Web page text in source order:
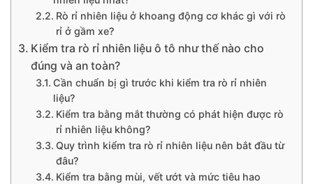
Rò rỉ nhiên liệu ở khoang động cơ khác gì với rò
rỉ ở gầm xe?
Kiểm tra rò rỉ nhiên liệu ô tô như thế nào cho
đúng và an toàn?
Cần chuẩn bị gì trước khi kiểm tra rò rỉ nhiên
liệu?
Kiểm tra bằng mắt thường có phát hiện được rò
rỉ nhiên liệu không?
Quy trình kiểm tra rò rỉ nhiên liệu nên bắt đầu từ
đâu?
Kiểm tra bằng mùi, vết ướt và mức tiêu hao